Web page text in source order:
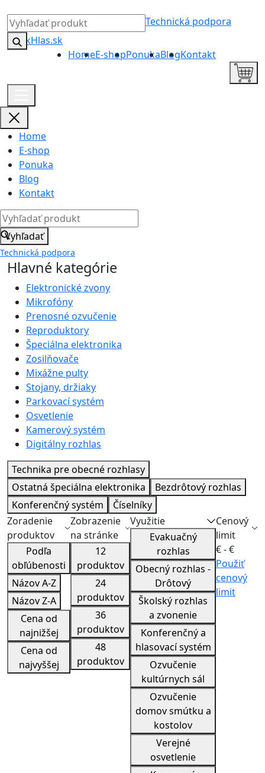
Technická podpora
HomeE-shopPonukaBlogKontakt
Home
E-shop
Ponuka
Blog
Kontakt
Vyhľadať
Technická podpora
Hlavné kategórie
Elektronické zvony
Mikrofóny
Prenosné ozvučenie
Reproduktory
Špeciálna elektronika
Zosilňovače
Mixážne pulty
Stojany, držiaky
Parkovací systém
Osvetlenie
Kamerový systém
Digitálny rozhlas
Technika pre obecné rozhlasy
Ostatná špeciálna elektronika
Bezdrôtový rozhlas
Konferenčný systém
Číselníky
Zoradenie
produktov
Podľa
obľúbenosti
Názov A-Z
Názov Z-A
Cena od
najnižšej
Cena od
najvyššej
Zobrazenie
na stránke
12
produktov
24
produktov
36
produktov
48
produktov
Využitie
Evakuačný
rozhlas
Obecný rozhlas -
Drôtový
Školský rozhlas
a zvonenie
Konferenčný a
hlasovací systém
Ozvučenie
kultúrnych sál
Ozvučenie
domov smútku a
kostolov
Verejné
osvetlenie
Cenový
limit
€ -€
Použiť
cenový
limit